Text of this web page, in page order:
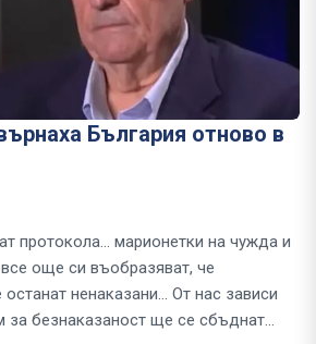
България отново в
протокола... марионетки на чужда и
още си въобразяват, че
ненаказани... От нас зависи
за безнаказаност ще се сбъднат...